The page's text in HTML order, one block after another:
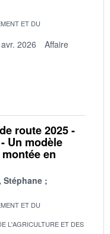
ET DU
2026
Affaire
route 2025 -
Un modèle
en
Stéphane
ET DU
L'AGRICULTURE ET DES